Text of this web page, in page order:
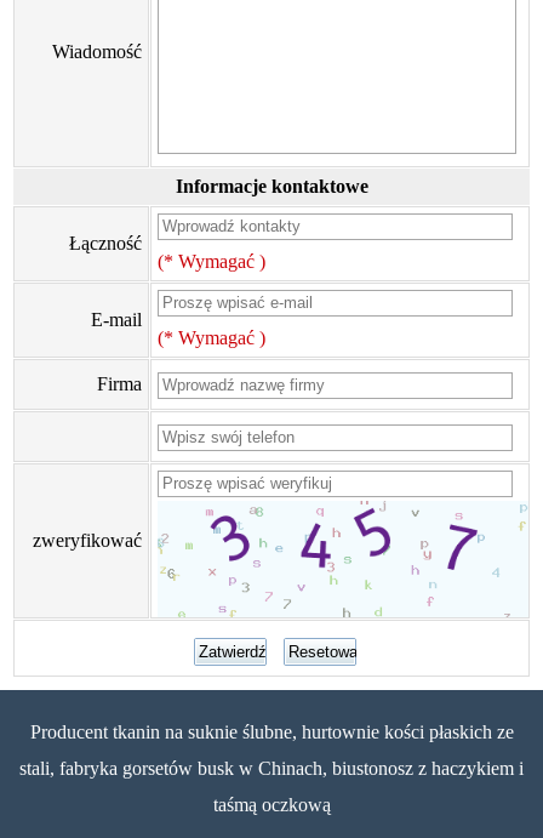
Wiadomość
Informacje kontaktowe
Łączność
(* Wymagać )
E-mail
(* Wymagać )
Firma
zweryfikować
Producent tkanin na suknie ślubne, hurtownie kości płaskich ze
stali, fabryka gorsetów busk w Chinach, biustonosz z haczykiem i
taśmą oczkową